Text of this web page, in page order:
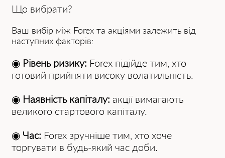
Що вибрати?
Ваш вибір між Forex та акціями залежить від
наступних факторів:
◉ Рівень ризику: Forex підійде тим, хто
готовий прийняти високу волатильність.
◉ Наявність капіталу: акції вимагають
великого стартового капіталу.
◉ Час: Forex зручніше тим, хто хоче
торгувати в будь-який час доби.